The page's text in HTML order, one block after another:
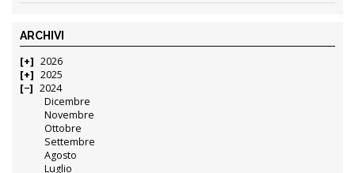
ARCHIVI
2026
2025
2024
Dicembre
Novembre
Ottobre
Settembre
Agosto
Luglio